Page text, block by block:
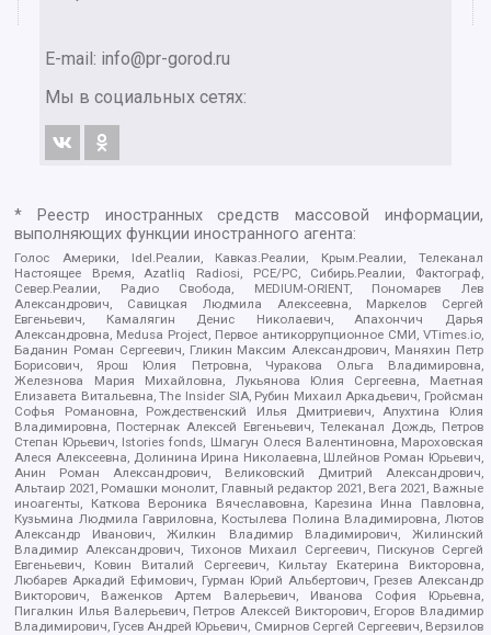
E-mail: info@pr-gorod.ru
Мы в социальных сетях:
* Реестр иностранных средств массовой информации,
выполняющих функции иностранного агента:
Голос Америки, Idel.Реалии, Кавказ.Реалии, Крым.Реалии, Телеканал
Настоящее Время, Azatliq Radiosi, PCE/PC, Сибирь.Реалии, Фактограф,
Север.Реалии, Радио Свобода, MEDIUM-ORIENT, Пономарев Лев
Александрович, Савицкая Людмила Алексеевна, Маркелов Сергей
Евгеньевич, Камалягин Денис Николаевич, Апахончич Дарья
Александровна, Medusa Project, Первое антикоррупционное СМИ, VTimes.io,
Баданин Роман Сергеевич, Гликин Максим Александрович, Маняхин Петр
Борисович, Ярош Юлия Петровна, Чуракова Ольга Владимировна,
Железнова Мария Михайловна, Лукьянова Юлия Сергеевна, Маетная
Елизавета Витальевна, The Insider SIA, Рубин Михаил Аркадьевич, Гройсман
Софья Романовна, Рождественский Илья Дмитриевич, Апухтина Юлия
Владимировна, Постернак Алексей Евгеньевич, Телеканал Дождь, Петров
Степан Юрьевич, Istories fonds, Шмагун Олеся Валентиновна, Мароховская
Алеся Алексеевна, Долинина Ирина Николаевна, Шлейнов Роман Юрьевич,
Анин Роман Александрович, Великовский Дмитрий Александрович,
Альтаир 2021, Ромашки монолит, Главный редактор 2021, Вега 2021, Важные
иноагенты, Каткова Вероника Вячеславовна, Карезина Инна Павловна,
Кузьмина Людмила Гавриловна, Костылева Полина Владимировна, Лютов
Александр Иванович, Жилкин Владимир Владимирович, Жилинский
Владимир Александрович, Тихонов Михаил Сергеевич, Пискунов Сергей
Евгеньевич, Ковин Виталий Сергеевич, Кильтау Екатерина Викторовна,
Любарев Аркадий Ефимович, Гурман Юрий Альбертович, Грезев Александр
Викторович, Важенков Артем Валерьевич, Иванова София Юрьевна,
Пигалкин Илья Валерьевич, Петров Алексей Викторович, Егоров Владимир
Владимирович, Гусев Андрей Юрьевич, Смирнов Сергей Сергеевич, Верзилов